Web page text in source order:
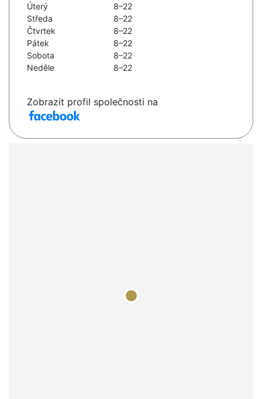
Úterý
8–22
Středa
8–22
Čtvrtek
8–22
Pátek
8–22
Sobota
8–22
Neděle
8–22
Zobrazit profil společnosti na